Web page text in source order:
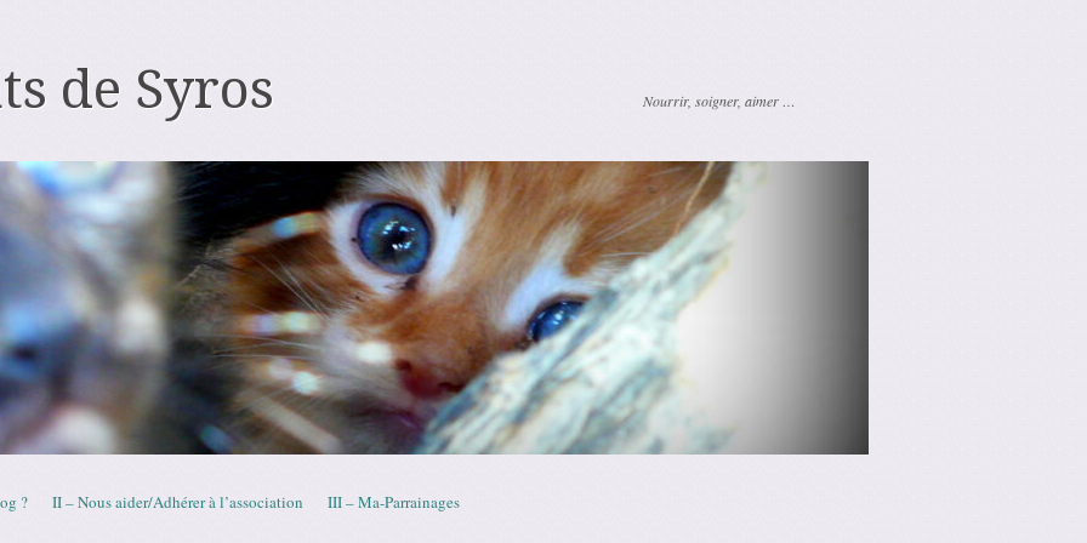
de Syros Nourrir, soigner, aimer …
? II – Nous aider/Adhérer à l’association III – Ma-Parrainages